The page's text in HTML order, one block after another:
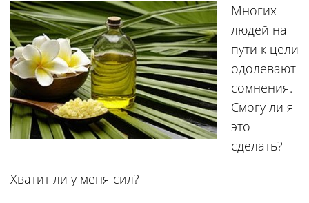
Многих
людей на
пути к цели
одолевают
сомнения.
Смогу ли я
это
сделать?
Хватит ли у меня сил?